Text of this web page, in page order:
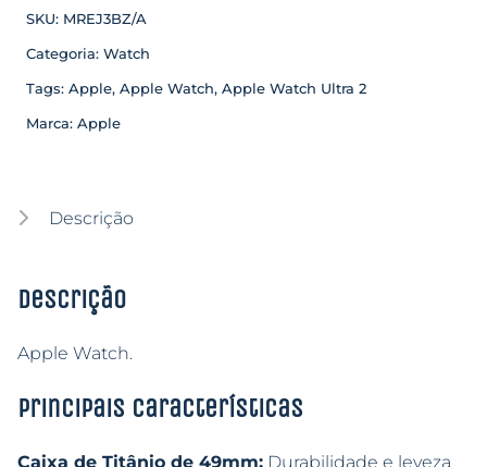
SKU: MREJ3BZ/A
Categoria: Watch
Tags: Apple, Apple Watch, Apple Watch Ultra 2
Marca: Apple
Descrição
Descrição
Apple Watch.
Principais características
Caixa de Titânio de 49mm: Durabilidade e leveza